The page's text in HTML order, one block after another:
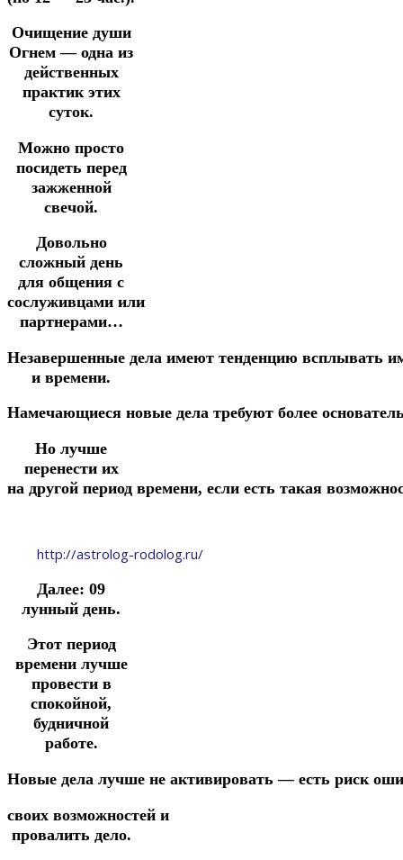
Очищение души
Огнем — одна из
действенных
практик этих
суток.
Можно просто
посидеть перед
зажженной
свечой.
Довольно
сложный день
для общения с
сослуживцами или
партнерами…
Незавершенные дела имеют тенденцию всплывать
и времени.
Намечающиеся новые дела требуют более
Но лучше
перенести их
на другой период времени, если есть такая
http://astrolog-rodolog.ru/
Далее: 09
лунный день.
Этот период
времени лучше
провести в
спокойной,
будничной
работе.
Новые дела лучше не активировать — есть риск
своих возможностей и
провалить дело.